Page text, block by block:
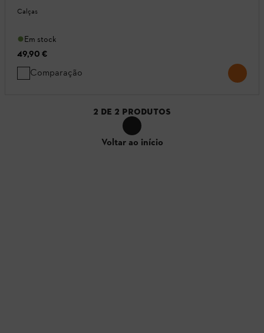
Calças
Em stock
49,90 €
Comparação
2 DE 2 PRODUTOS
Voltar ao início